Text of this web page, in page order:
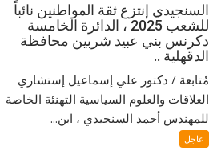
السنجيدي إنتزع ثقة المواطنين نائباً
للشعب 2025 ، الدائرة الخامسة
دكرنس بني عبيد شربين محافظة
الدقهلية ..
مُتابعة / دكتور علي إسماعيل إستشاري
العلاقات والعلوم السياسية التهنئة الخاصة
للمهندس أحمد السنجيدي ، ابن...
عاجل